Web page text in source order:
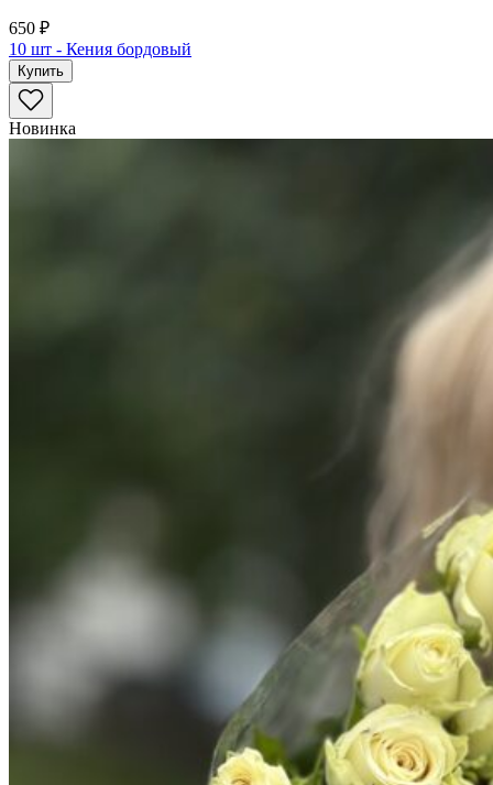
650 ₽
10 шт - Кения бордовый
Купить
Новинка